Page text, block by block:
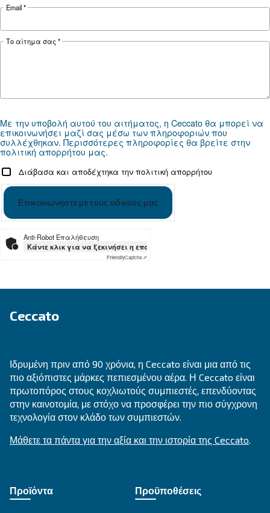
ΕΠΙΔΙΌΡΘΩΣΗ
Λύσεις πεπιεσμένου αέρα
Εξερευνήστε όλες τις λύσεις
Get tailored advice
Still have questions after reading? Our expert is ready
make sense of it all and guide you to the best solution.
Write to an Expert Today – Get the answers you